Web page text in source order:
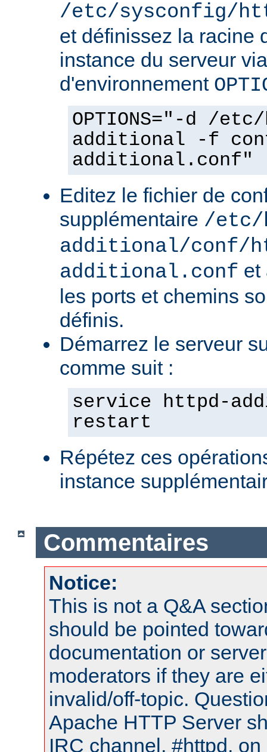
/etc/sysconfig/
et définissez la racine
instance du serveur
d'environnement
OPTIONS="-d /
additional -f
additional.conf"
Editez le fichier de
supplémentaire /etc/
additional/conf/
additional.conf et
les ports et chemins
définis.
Démarrez le serveur
comme suit :
service httpd-
restart
Répétez ces
instance
Commentaires
Notice:
This is not a Q&A
should be pointed
documentation or
moderators if they are
invalid/off-topic.
Apache HTTP Server
IRC channel, #httpd,